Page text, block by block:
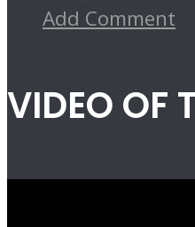
Add Comment
VIDEO OF